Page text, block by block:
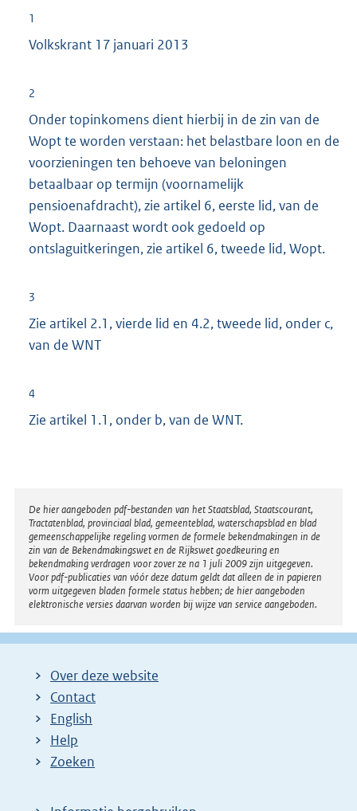
1
Volkskrant 17 januari 2013
2
Onder topinkomens dient hierbij in de zin van de
Wopt te worden verstaan: het belastbare loon en de
voorzieningen ten behoeve van beloningen
betaalbaar op termijn (voornamelijk
pensioenafdracht), zie artikel 6, eerste lid, van de
Wopt. Daarnaast wordt ook gedoeld op
ontslaguitkeringen, zie artikel 6, tweede lid, Wopt.
3
Zie artikel 2.1, vierde lid en 4.2, tweede lid, onder c,
van de WNT
4
Zie artikel 1.1, onder b, van de WNT.
Disclaimer
De hier aangeboden pdf-bestanden van het Staatsblad, Staatscourant,
Tractatenblad, provinciaal blad, gemeenteblad, waterschapsblad en blad
gemeenschappelijke regeling vormen de formele bekendmakingen in de
zin van de Bekendmakingswet en de Rijkswet goedkeuring en
bekendmaking verdragen voor zover ze na 1 juli 2009 zijn uitgegeven.
Voor pdf-publicaties van vóór deze datum geldt dat alleen de in papieren
vorm uitgegeven bladen formele status hebben; de hier aangeboden
elektronische versies daarvan worden bij wijze van service aangeboden.
Over deze website
Contact
English
Help
Zoeken